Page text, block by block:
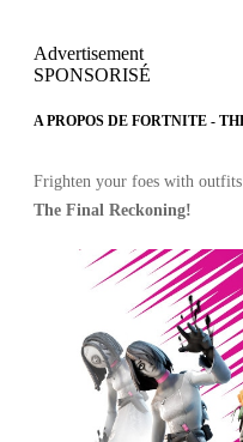
Advertisement
SPONSORISÉ
A PROPOS DE FORTNITE -
Frighten your foes with
The Final Reckoning!